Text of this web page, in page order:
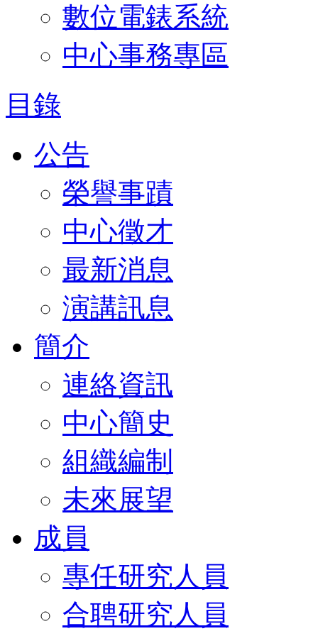
數位電錶系統
中心事務專區
目錄
公告
榮譽事蹟
中心徵才
最新消息
演講訊息
簡介
連絡資訊
中心簡史
組織編制
未來展望
成員
專任研究人員
合聘研究人員